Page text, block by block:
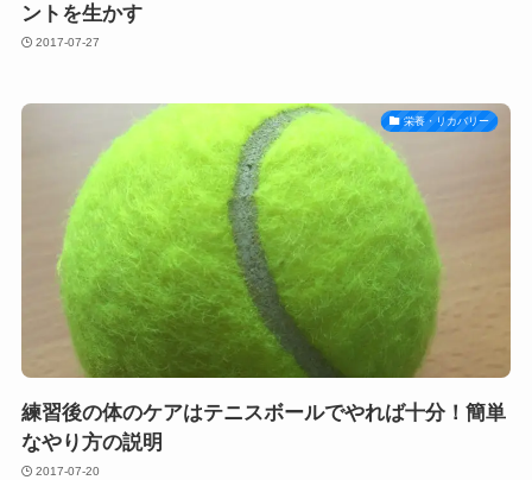
ントを生かす
2017-07-27
栄養・リカバリー
練習後の体のケアはテニスボールでやれば十分！簡単
なやり方の説明
2017-07-20